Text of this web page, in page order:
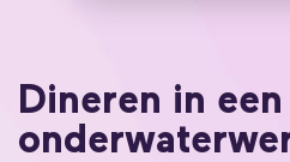
Dineren in